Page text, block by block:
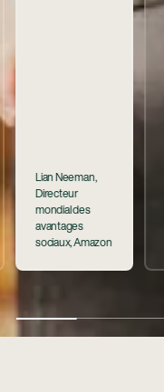
Lian Neeman,
Directeur
mondial des
avantages
sociaux, Amazon